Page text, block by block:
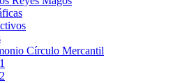
Círculo Mercantil